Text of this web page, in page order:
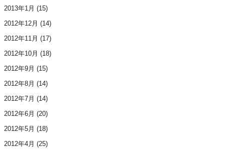
2013年1月 (15)
2012年12月 (14)
2012年11月 (17)
2012年10月 (18)
2012年9月 (15)
2012年8月 (14)
2012年7月 (14)
2012年6月 (20)
2012年5月 (18)
2012年4月 (25)